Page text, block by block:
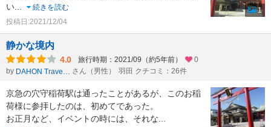
い
続きを読む
投稿日:2021/12/04
1
静かな境内
4.0 旅行時期：2021/09（約5年前）
0
by
DAHON Traveler さん（男性） 羽田 クチコミ：26件
京急の穴守稲荷駅は通ったことがあるが、このお稲
荷様に参拝したのは、初めてであった。
お正月など、イベントの時には、それな